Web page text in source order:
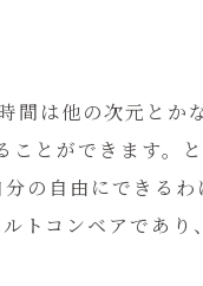
間は他の次元とか
ことができます。
の自由にできるわ
トコンベアであり